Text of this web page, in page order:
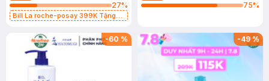
27%
Bill La roche-posay 399K Tặng
(SL có hạn)
75%
-60 % -49%